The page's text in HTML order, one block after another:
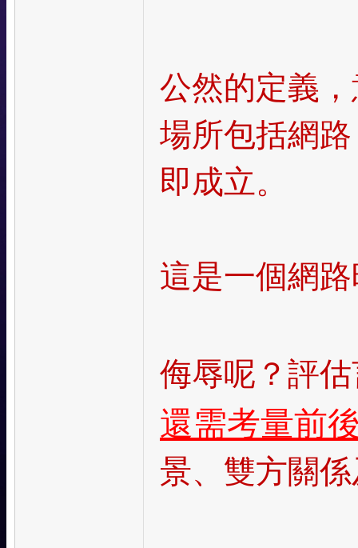
公然的定義
場所包括網
即成立。
這是一個網
侮辱呢？評
還需考量前
景、雙方關